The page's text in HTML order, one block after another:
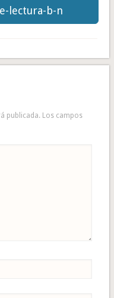
lectura-b-n
publicada. Los campos